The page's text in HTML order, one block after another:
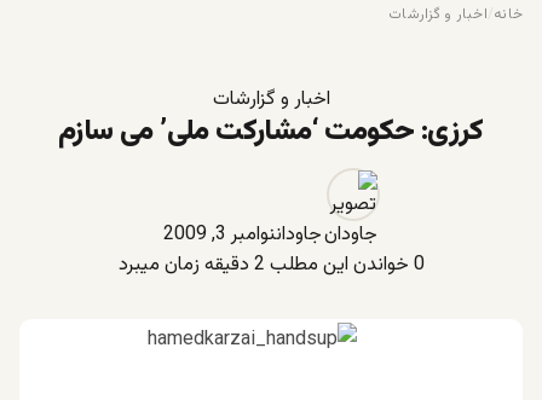
خانه اخبار و گزارشات
اخبار و گزارشات
کرزی: حکومت ‘مشارکت ملی’ می سازم
جاوداننوامبر 3, 2009
0 خواندن این مطلب 2 دقیقه زمان میبرد